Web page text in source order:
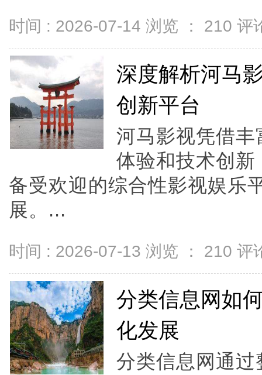
时间 : 2026-07-14 浏览 ： 210 评
深度解析河马
创新平台
河马影视凭借
体验和技术创
备受欢迎的综合性影视娱乐
展。...
时间 : 2026-07-13 浏览 ： 210 评
分类信息网如
化发展
分类信息网通